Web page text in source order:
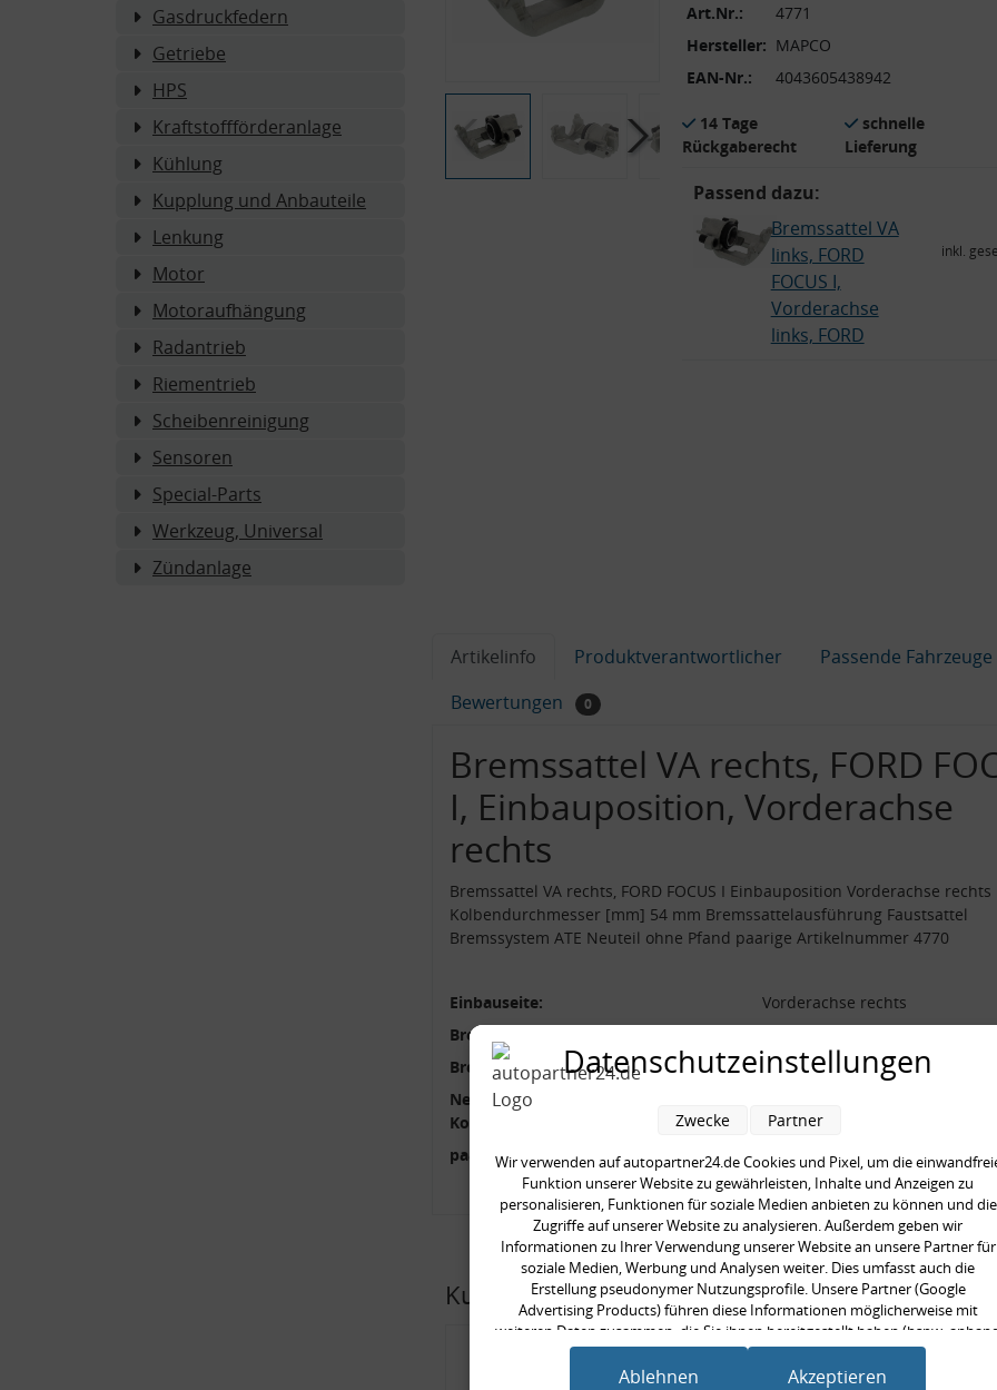
Gasdruckfedern
Getriebe
HPS
Kraftstoffförderanlage
Kühlung
Kupplung und Anbauteile
Lenkung
Motor
Motoraufhängung
Radantrieb
Riementrieb
Scheibenreinigung
Sensoren
Special-Parts
Werkzeug, Universal
Zündanlage
Art.Nr.:
4771
Hersteller: MAPCO
EAN-Nr.:
4043605438942
14 Tage
Rückgaberecht
schnelle
Lieferung
Passend dazu:
Bremssattel VA
links, FORD
FOCUS I,
Vorderachse
links, FORD
inkl.
Artikelinfo Produktverantwortlicher
Passende Fahrzeuge
Bewertungen
0
Bremssattel VA rechts, FORD
I, Einbauposition, Vorderachse
rechts
Bremssattel VA rechts, FORD FOCUS I Einbauposition Vorderachse rechts
Kolbendurchmesser [mm] 54 mm Bremssattelausführung Faustsattel
Bremssystem ATE Neuteil ohne Pfand paarige Artikelnummer 4770
Einbauseite:
Vorderachse rechts
Bremssattelausführung:
Bremssystem:
ATE
Neuteil ohne Pfand:
Kolbendurchmesser [mm]:
54 mm
paarige Artikelnummer:
4770
Kunden kauften auch
Datenschutzeinstellungen
Wir verwenden auf autopartner24.de Cookies und Pixel, um die
Funktion unserer Website zu gewährleisten, Inhalte und Anzeigen zu
personalisieren, Funktionen für soziale Medien anbieten zu können und die
Zugriffe auf unserer Website zu analysieren. Außerdem geben wir
Informationen zu Ihrer Verwendung unserer Website an unsere Partner für
soziale Medien, Werbung und Analysen weiter. Dies umfasst auch die
Erstellung pseudonymer Nutzungsprofile. Unsere Partner (Google
Advertising Products) führen diese Informationen möglicherweise mit
weiteren Daten zusammen, die Sie ihnen bereitgestellt haben (bspw.
eines persönlichen Accounts) oder welche sie im Rahmen Ihrer Nutzung der
Dienste gesammelt haben (bspw. Nutzungsdaten anderer Geräte). Ihre
Zwecke Partner
Ablehnen Akzeptieren